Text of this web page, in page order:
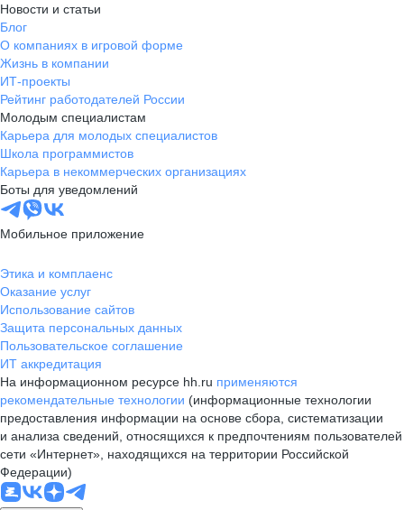
Новости и статьи
Блог
О компаниях в игровой форме
Жизнь в компании
ИТ-проекты
Рейтинг работодателей России
Молодым специалистам
Карьера для молодых специалистов
Школа программистов
Карьера в некоммерческих организациях
Боты для уведомлений
Мобильное приложение
Этика и комплаенс
Оказание услуг
Использование сайтов
Защита персональных данных
Пользовательское соглашение
ИТ аккредитация
На информационном ресурсе hh.ru применяются
рекомендательные технологии (информационные технологии
предоставления информации на основе сбора, систематизации
и анализа сведений, относящихся к предпочтениям пользователей
сети «Интернет», находящихся на территории Российской
Федерации)